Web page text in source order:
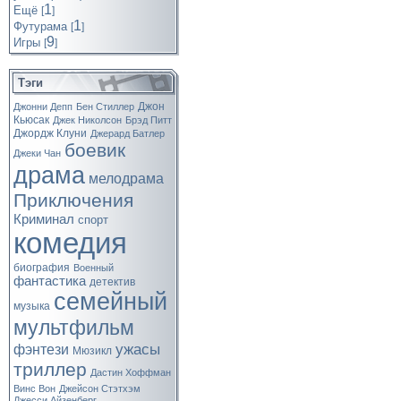
Ещё [1]
Футурама [1]
Игры [9]
Тэги
Джонни Депп Бен Стиллер Джон
Кьюсак Джек Николсон Брэд Питт
Джордж Клуни Джерард Батлер
Джеки Чан боевик
драма мелодрама
Приключения
Криминал спорт
комедия
биография Военный
фантастика детектив
музыка семейный
мультфильм
фэнтези Мюзикл ужасы
триллер Дастин Хоффман
Винс Вон Джейсон Стэтхэм